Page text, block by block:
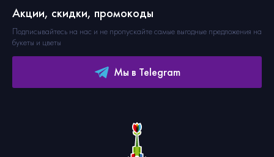
Акции, скидки, промокоды
Подписывайтесь на нас и не пропускайте самые выгодные предложения на
букеты и цветы
Мы в Telegram